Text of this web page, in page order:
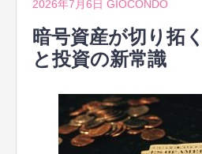
2026年7月6日 GIOCONDO
暗号資産が切り拓
と投資の新常識